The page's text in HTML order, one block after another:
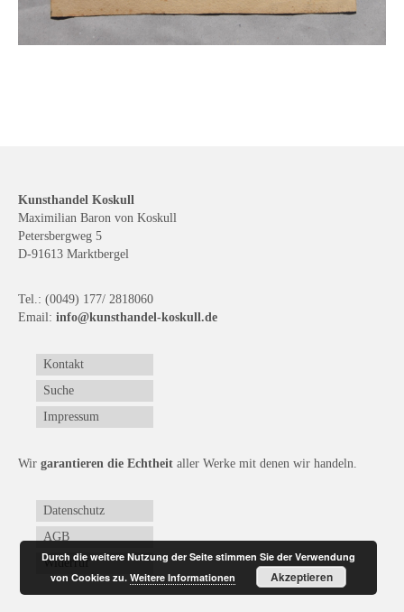
Kunsthandel Koskull
Maximilian Baron von Koskull
Petersbergweg 5
D-91613 Marktbergel
Tel.: (0049) 177/ 2818060
Email: info@kunsthandel-koskull.de
Kontakt
Suche
Impressum
Wir garantieren die Echtheit aller Werke mit denen wir handeln.
Datenschutz
AGB
Widerruf
Durch die weitere Nutzung der Seite stimmen Sie der Verwendung
von Cookies zu.Weitere Informationen Akzeptieren